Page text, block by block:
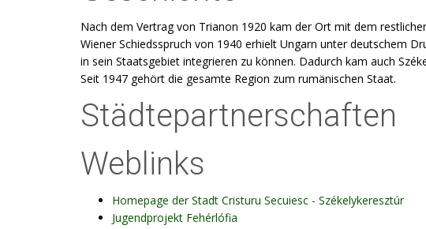
Nach dem Vertrag von Trianon 1920 kam der Ort mit dem
Wiener Schiedsspruch von 1940 erhielt Ungarn unter deutschem
in sein Staatsgebiet integrieren zu können. Dadurch kam auch
Seit 1947 gehört die gesamte Region zum rumänischen Staat.
Städtepartnerschaften
Weblinks
Homepage der Stadt Cristuru Secuiesc - Székelykeresztúr
Jugendprojekt Fehérlófia